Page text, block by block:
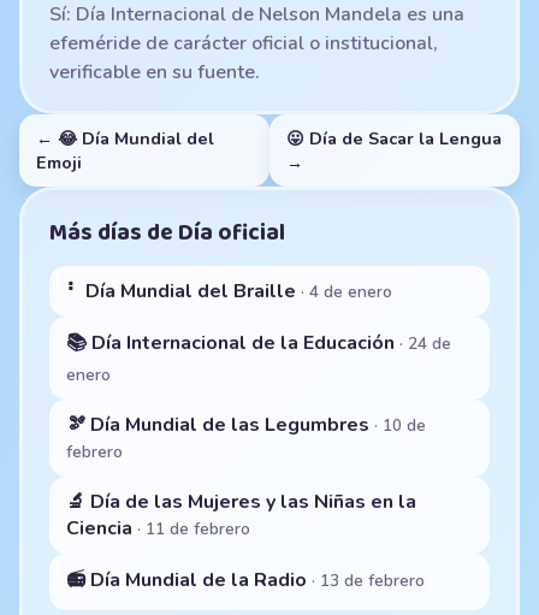
Sí: Día Internacional de Nelson Mandela es una
efeméride de carácter oficial o institucional,
verificable en su fuente.
← 😂 Día Mundial del
Emoji
😛 Día de Sacar la Lengua
→
Más días de Día oficial
⠃ Día Mundial del Braille · 4 de enero
📚 Día Internacional de la Educación · 24 de
enero
🫘 Día Mundial de las Legumbres · 10 de
febrero
🔬 Día de las Mujeres y las Niñas en la
Ciencia · 11 de febrero
📻 Día Mundial de la Radio · 13 de febrero